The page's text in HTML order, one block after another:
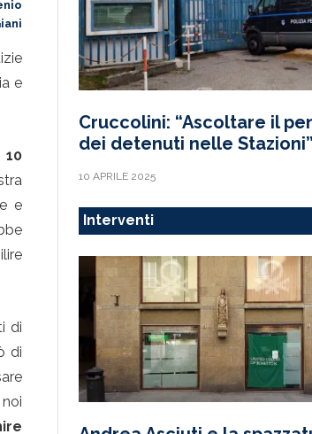
e
e
di
di
Cruccolini: “Ascoltare il
dei detenuti nelle Stazioni”
10 APRILE 2025
Interventi